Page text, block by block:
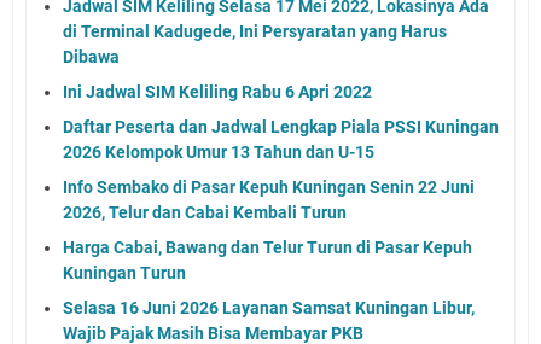
Jadwal SIM Keliling Selasa 17 Mei 2022, Lokasinya Ada
di Terminal Kadugede, Ini Persyaratan yang Harus
Dibawa
Ini Jadwal SIM Keliling Rabu 6 Apri 2022
Daftar Peserta dan Jadwal Lengkap Piala PSSI Kuningan
2026 Kelompok Umur 13 Tahun dan U-15
Info Sembako di Pasar Kepuh Kuningan Senin 22 Juni
2026, Telur dan Cabai Kembali Turun
Harga Cabai, Bawang dan Telur Turun di Pasar Kepuh
Kuningan Turun
Selasa 16 Juni 2026 Layanan Samsat Kuningan Libur,
Wajib Pajak Masih Bisa Membayar PKB